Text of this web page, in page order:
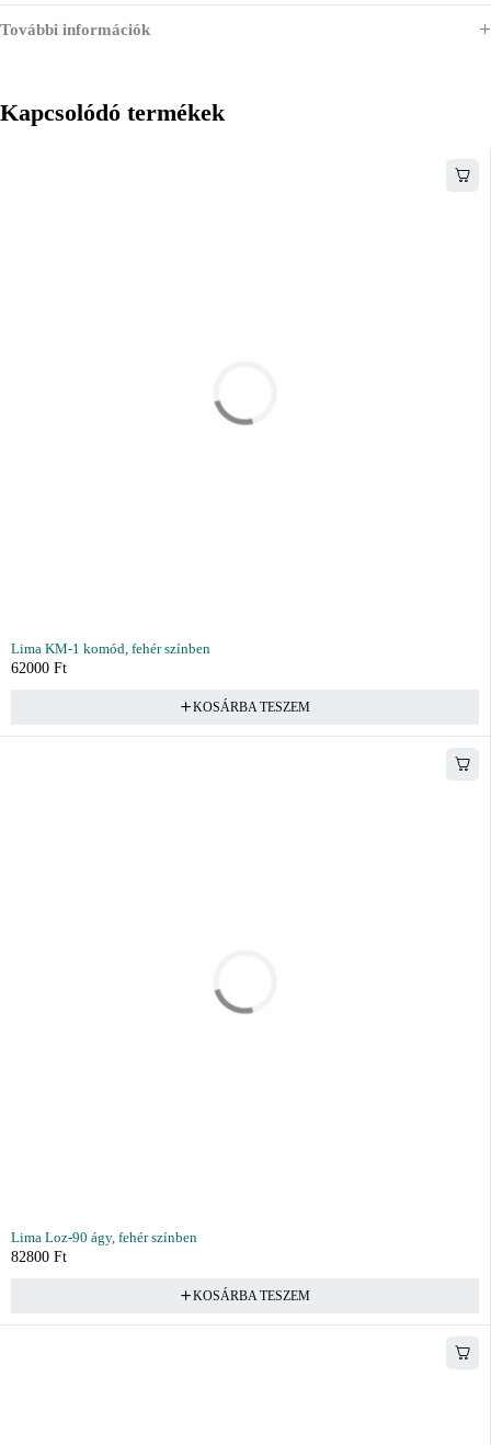
További információk
Kapcsolódó termékek
Lima KM-1 komód, fehér színben
62000 Ft
KOSÁRBA TESZEM
Lima Loz-90 ágy, fehér színben
82800 Ft
KOSÁRBA TESZEM